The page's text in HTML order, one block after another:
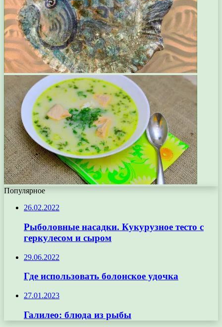
Популярное
26.02.2022
Рыболовные насадки. Кукурузное тесто с
геркулесом и сыром
29.06.2022
Где использовать болонское удочка
27.01.2023
Галилео: блюда из рыбы